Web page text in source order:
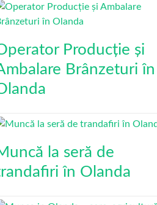
Producție și
Brânzeturi în
la seră de
în Olanda